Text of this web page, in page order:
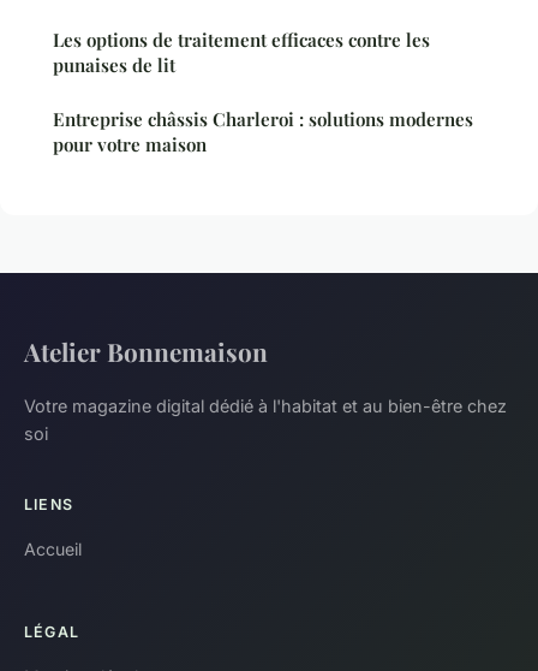
Les options de traitement efficaces contre les
punaises de lit
Entreprise châssis Charleroi : solutions modernes
pour votre maison
Atelier Bonnemaison
Votre magazine digital dédié à l'habitat et au bien-être chez
soi
LIENS
Accueil
LÉGAL